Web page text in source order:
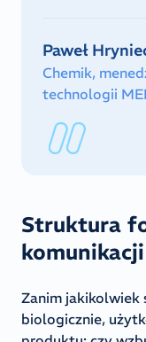
Paweł
Chemik,
technologii
Struktura
komunikacji
Zanim jakikolwiek
biologicznie,